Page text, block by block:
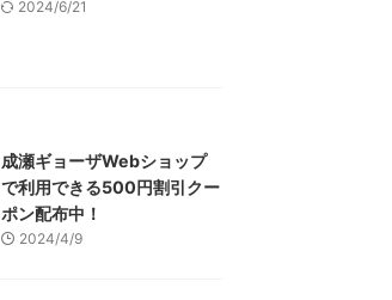
2024/6/21
成瀬ギョーザWebショップ
で利用できる500円割引クー
ポン配布中！
2024/4/9